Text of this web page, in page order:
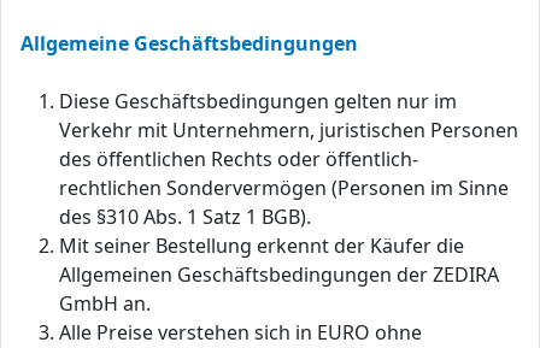
Allgemeine Geschäftsbedingungen
Diese Geschäftsbedingungen gelten nur im
Verkehr mit Unternehmern, juristischen Personen
des öffentlichen Rechts oder öffentlich-
rechtlichen Sondervermögen (Personen im Sinne
des §310 Abs. 1 Satz 1 BGB).
Mit seiner Bestellung erkennt der Käufer die
Allgemeinen Geschäftsbedingungen der ZEDIRA
GmbH an.
Alle Preise verstehen sich in EURO ohne